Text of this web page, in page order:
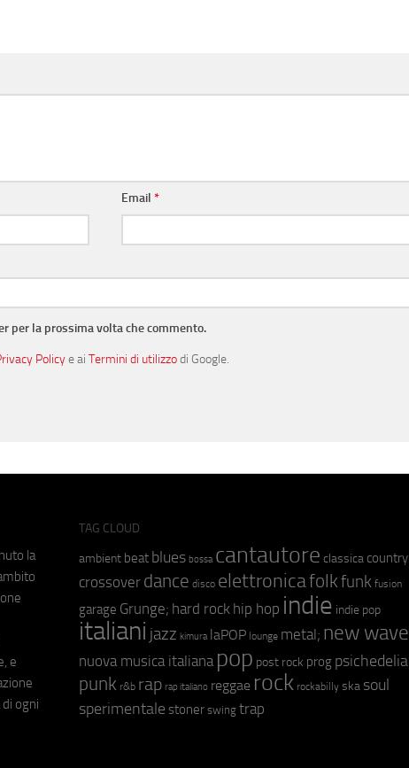
Email*
per la prossima volta che commento.
Policye ai Termini di utilizzodi Google.
la
e
ogni
TAG CLOUD
ambient beat blues bossa cantautore classica country
crossover dance disco elettronicafolkfunk fusion
garage Grunge; hard rock hip hop indie indie pop
italiani jazz kimura laPOP lounge metal; new wave
nuova musica italiana pop post rock prog psichedelia
punk r&b rap rap italiano reggae rock rockabilly ska soul
sperimentale stoner swing trap